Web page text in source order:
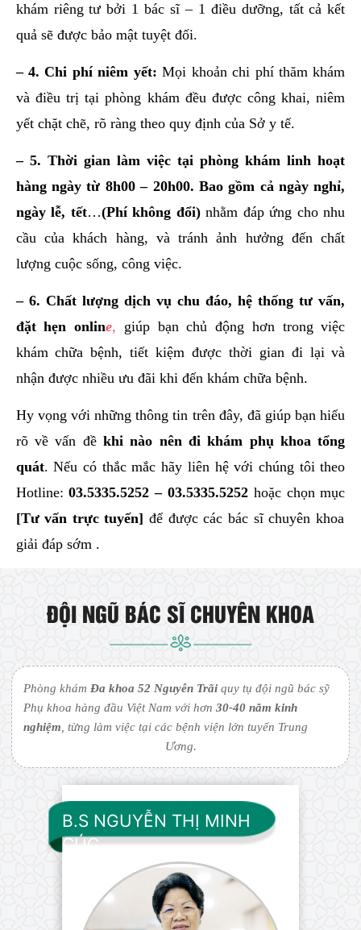
khám riêng tư bởi 1 bác sĩ – 1 điều dưỡng, tất cả kết
quả sẽ được bảo mật tuyệt đối.
– 4. Chi phí niêm yết: Mọi khoản chi phí thăm khám
và điều trị tại phòng khám đều được công khai, niêm
yết chặt chẽ, rõ ràng theo quy định của Sở y tế.
– 5. Thời gian làm việc tại phòng khám linh hoạt
hàng ngày từ 8h00 – 20h00. Bao gồm cả ngày nghỉ,
ngày lễ, tết…(Phí không đổi)nhằm đáp ứng cho nhu
cầu của khách hàng, và tránh ảnh hưởng đến chất
lượng cuộc sống, công việc.
– 6. Chất lượng dịch vụ chu đáo, hệ thống tư vấn,
đặt hẹn online, giúp bạn chủ động hơn trong việc
khám chữa bệnh, tiết kiệm được thời gian đi lại và
nhận được nhiều ưu đãi khi đến khám chữa bệnh.
Hy vọng với những thông tin trên đây, đã giúp bạn hiểu
rõ về vấn đề khi nào nên đi khám phụ khoa tổng
quát. Nếu có thắc mắc hãy liên hệ với chúng tôi theo
Hotline:03.5335.5252 –03.5335.5252 hoặc chọn mục
[Tư vấn trực tuyến]để được các bác sĩ chuyên khoa
giải đáp sớm .
ĐỘI NGŨ BÁC SĨ CHUYÊN KHOA
Phòng khámĐa khoa 52 Nguyễn Trãi quy tụ đội ngũ bác sỹ
Phụ khoa hàng đầu Việt Nam với hơn30-40 năm kinh
nghiệm , từng làm việc tại các bệnh viện lớn tuyến Trung
Ương.
B.S NGUYỄN THỊ MINH
CÚC